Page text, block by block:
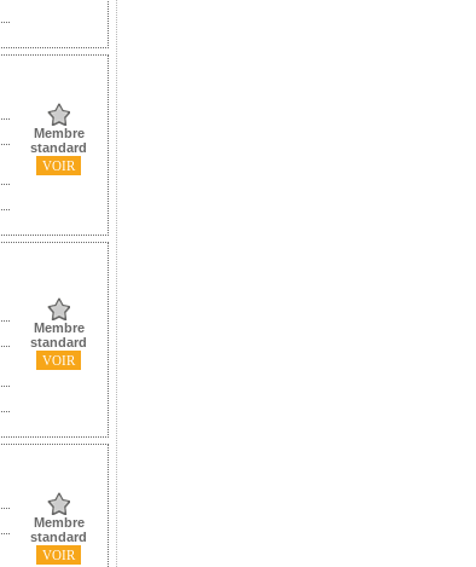
Membre
standard
VOIR
Membre
standard
VOIR
Membre
standard
VOIR